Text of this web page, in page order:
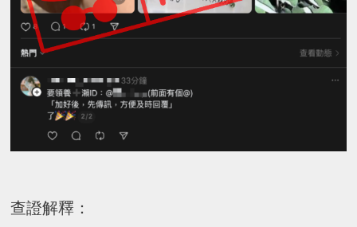
查證解釋：